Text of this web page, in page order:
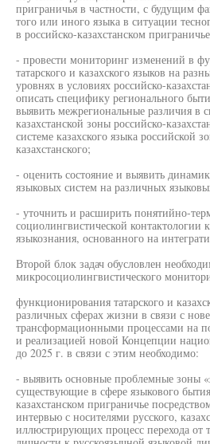
приграничья в частности, с будущим
того или иного языка в ситуации
в российско-казахстанском
- провести мониторинг изменений в
татарского и казахского языков на
уровнях в условиях российско-
описать специфику регионального
выявить межрегиональные различия в
казахстанской зоны российско-
системе казахского языка российской
казахстанского;
- оценить состояние и выявить
языковых систем на различных
- уточнить и расширить понятийно-
социолингвистической контактологии
языкознания, основанного на
Второй блок задач обусловлен
микросоциолингвистического
функционирования татарского и
различных сферах жизни в связи с
трансформационными процессами на
и реализацией новой Концепции
до 2025 г. в связи с этим необходимо:
- выявить основные проблемные зоны
существующие в сфере языкового
казахстанском приграничье
интервью с носителями русского,
иллюстрирующих процесс перехода от